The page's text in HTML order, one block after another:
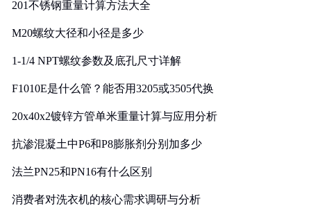
201不锈钢重量计算方法大全
M20螺纹大径和小径是多少
1-1/4 NPT螺纹参数及底孔尺寸详解
F1010E是什么管？能否用3205或3505代换
20x40x2镀锌方管单米重量计算与应用分析
抗渗混凝土中P6和P8膨胀剂分别加多少
法兰PN25和PN16有什么区别
消费者对洗衣机的核心需求调研与分析